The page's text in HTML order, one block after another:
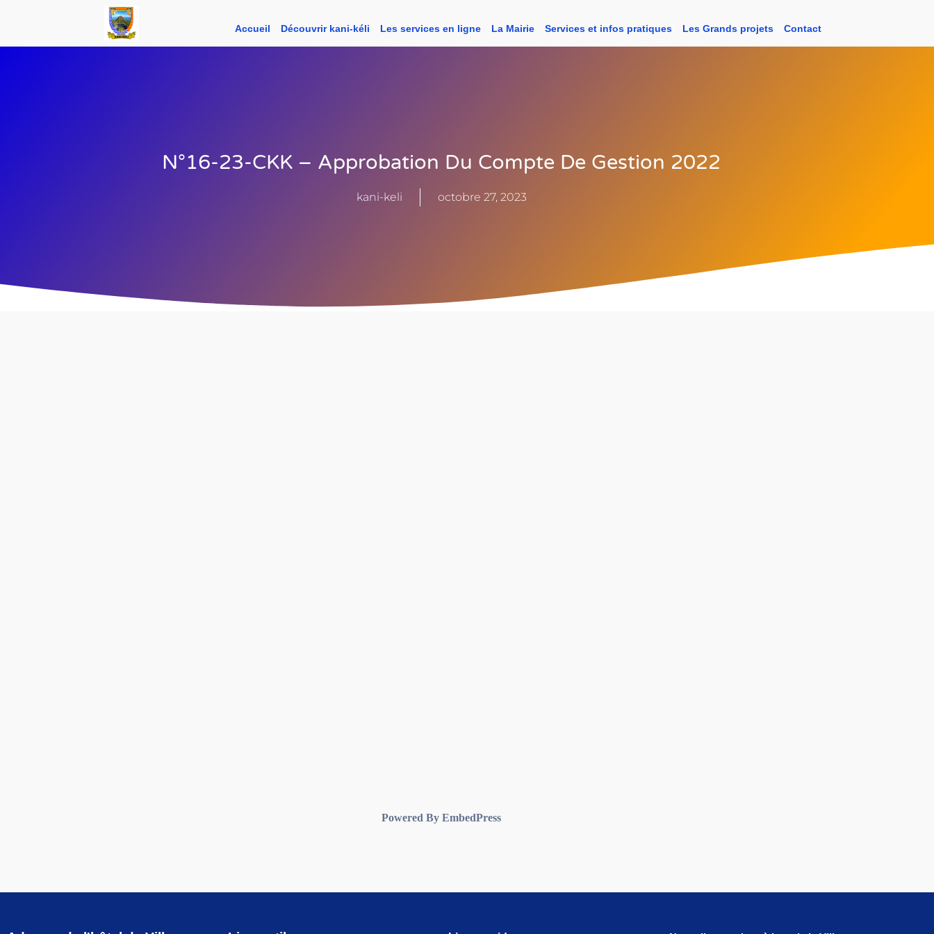
Accueil Découvrir kani-kéli Les services en ligne La Mairie Services et infos pratiques Les Grands projets Contact
N°16-23-CKK – Approbation Du Compte De Gestion 2022
kani-keli octobre 27, 2023
Powered By EmbedPress